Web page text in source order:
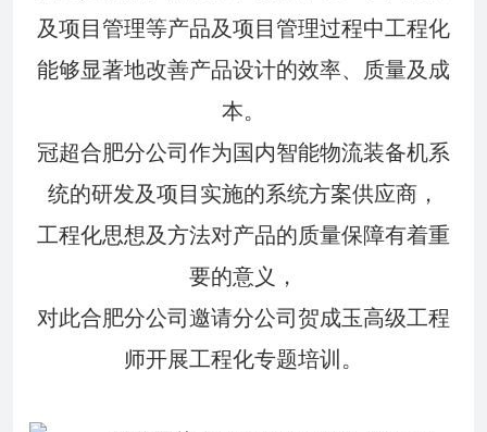
及项目管理等产品及项目管理过程中工程化
能够显著地改善产品设计的效率、质量及成
本。
冠超合肥分公司作为国内智能物流装备机系
统的研发及项目实施的系统方案供应商，
工程化思想及方法对产品的质量保障有着重
要的意义，
对此合肥分公司邀请分公司贺成玉高级工程
师开展工程化专题培训。